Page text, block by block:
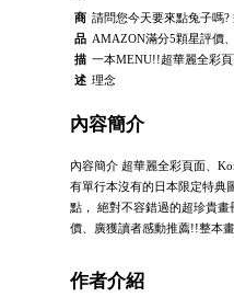
商
品
描
述
請問您今天要來點兔子嗎
AMAZON滿分5顆星評價
一本MENU!!超華麗全彩
理念
內容簡介
內容簡介 超華麗全彩頁面、
有單行本沒有的日本限定特典
點， 絕對不容錯過的超珍貴
價、廣獲讀者感動推薦!!整本
作者介紹